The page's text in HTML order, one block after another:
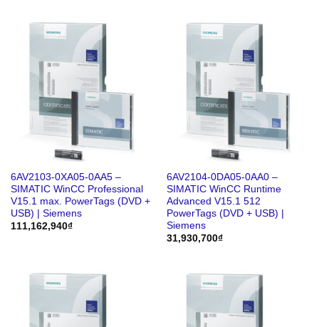
6AV2103-0XA05-0AA5 –
SIMATIC WinCC Professional
V15.1 max. PowerTags (DVD +
USB) | Siemens
111,162,940₫
6AV2104-0DA05-0AA0 –
SIMATIC WinCC Runtime
Advanced V15.1 512
PowerTags (DVD + USB) |
Siemens
31,930,700₫